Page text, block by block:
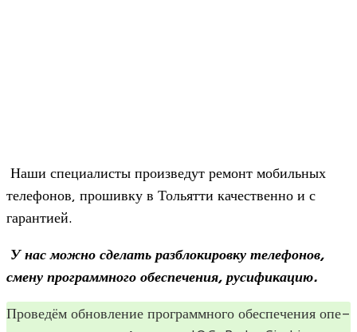
Наши спе­ци­а­ли­сты про­из­ве­дут ремонт мобиль­ных
теле­фо­нов, про­шивку в Тольятти каче­ственно и с
гарантией.
У нас можно сде­лать раз­бло­ки­ровку теле­фо­нов,
смену про­грамм­ного обес­пе­че­ния, русификацию.
Про­ве­дём обнов­ле­ние про­грамм­ного обес­пе­че­ния опе­